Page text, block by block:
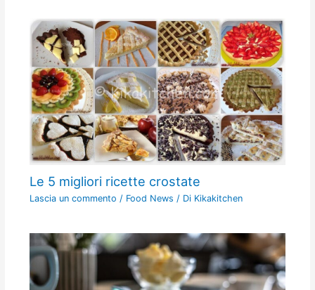
Le 5 migliori ricette crostate
Lascia un commento / Food News / Di Kikakitchen